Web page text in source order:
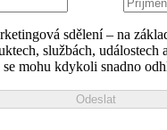
sdělení – na
službách, událostech
mohu kdykoli snadno
Odeslat